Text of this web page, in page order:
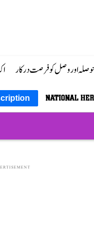
حوصلہ اور وصل کو فرصت درکار